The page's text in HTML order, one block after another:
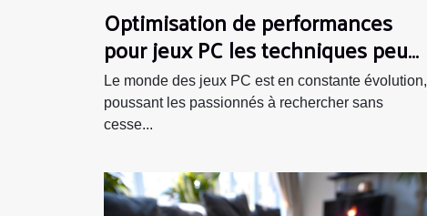
Optimisation de performances
pour jeux PC les techniques peu
connues
Le monde des jeux PC est en constante évolution,
poussant les passionnés à rechercher sans
cesse...